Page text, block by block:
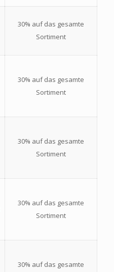
30% auf das gesamte
Sortiment
30% auf das gesamte
Sortiment
30% auf das gesamte
Sortiment
30% auf das gesamte
Sortiment
30% auf das gesamte